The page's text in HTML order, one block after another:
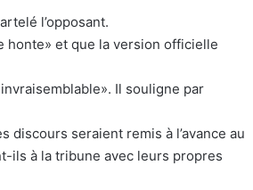
l’opposant.
honte» et que la version officielle
Il souligne par
discours seraient remis à l’avance au
ils à la tribune avec leurs propres